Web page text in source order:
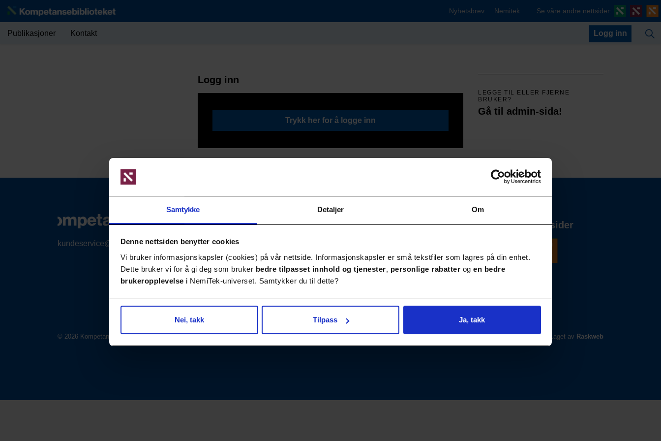
Samtykke Detaljer Om
Denne nettsiden benytter cookies
Vi bruker informasjonskapsler (cookies) på vår nettside. Informasjonskapsler er små tekstfiler som lagres på din enhet.
Dette bruker vi for å gi deg som bruker bedre tilpasset innhold og tjenester, personlige rabatter og en bedre
brukeropplevelse i NemiTek-universet. Samtykker du til dette?
Nei, takk Tilpass Ja, takk
Publikasjoner Kontakt
Nyhetsbrev Nemitek Se våre andre nettsider:
Logg inn
Logg inn
Trykk her for å logge inn
LEGGE TIL ELLER FJERNE
BRUKER?
Gå til admin-sida!
kundeservice@nemitek.no
Søk / Viktige lenker
Publikasjoner Kontakt
Våre andre nettsider
© 2026 Kompetansebiblioteket Laget av Raskweb